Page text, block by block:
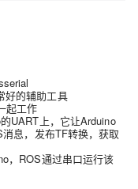
好的辅助工具
起工作
UART上，它让Arduino
息，发布TF转换，获取
，ROS通过串口运行该